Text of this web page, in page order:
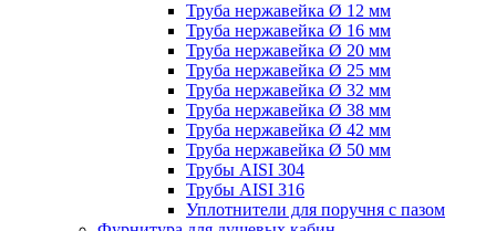
Труба нержавейка Ø 12 мм
Труба нержавейка Ø 16 мм
Труба нержавейка Ø 20 мм
Труба нержавейка Ø 25 мм
Труба нержавейка Ø 32 мм
Труба нержавейка Ø 38 мм
Труба нержавейка Ø 42 мм
Труба нержавейка Ø 50 мм
Трубы AISI 304
Трубы AISI 316
Уплотнители для поручня с пазом